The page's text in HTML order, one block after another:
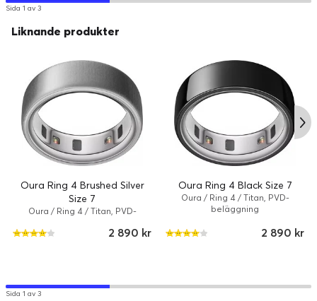
Vägledning vid sänggåendet
Oura påminner dig när du ska börja varva ner så att du kan
Aktivitet och fitness
Sida 1 av 3
Liknande produkter
Oura Ring 4 Brushed Silver
Size 7
Oura / Ring 4 / Titan, PVD-
2 890 kr
Oura Ring 4 Black Size 7
Oura / Ring 4 / Titan, PVD-
beläggning
2 890 kr
Sida 1 av 3